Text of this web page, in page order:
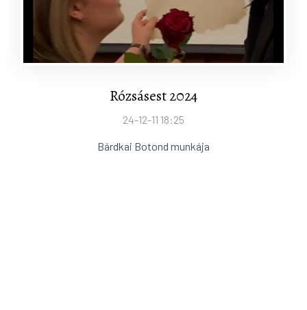
Rózsásest 2024
24-12-11 18:25
Bárdkai Botond munkája